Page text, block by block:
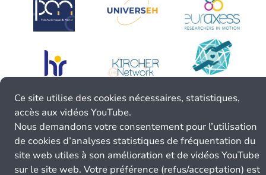
Ce site utilise des cookies nécessaires, statistiques,
accès aux vidéos YouTube.
Nous demandons votre consentement pour l’utilisation
de cookies d’analyses statistiques de fréquentation du
site web utiles à son amélioration et de vidéos YouTube
sur le site web. Votre préférence (refus/acceptation) est